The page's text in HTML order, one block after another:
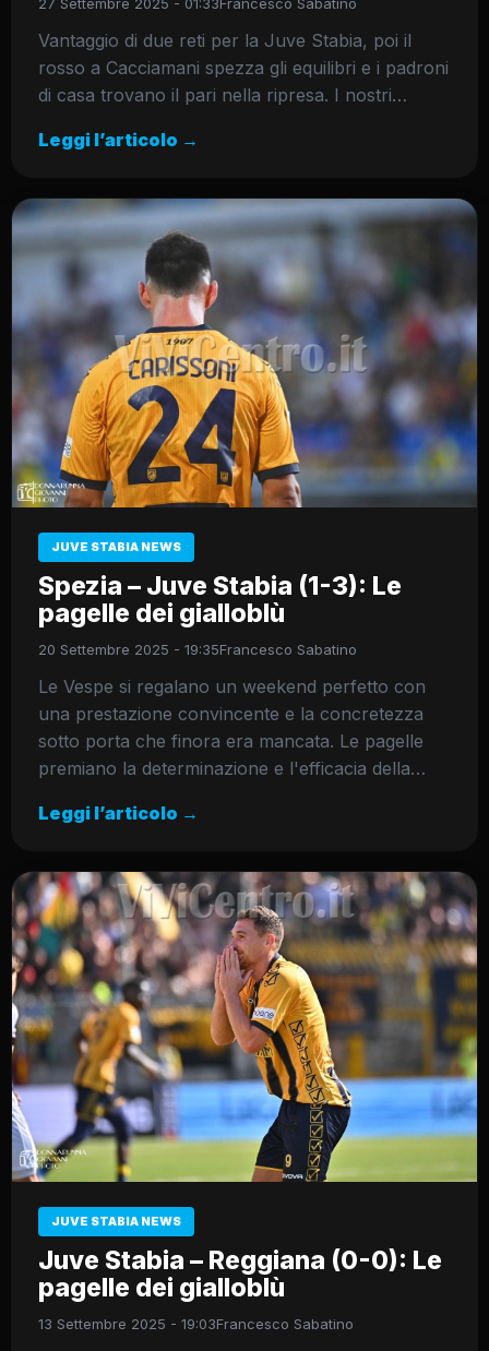
Vantaggio di due reti per la Juve Stabia, poi il
rosso a Cacciamani spezza gli equilibri e i padroni
di casa trovano il pari nella ripresa. I nostri…
Leggi l’articolo →
JUVE STABIA NEWS
Spezia – Juve Stabia (1-3): Le
pagelle dei gialloblù
20 Settembre 2025 - 19:35Francesco Sabatino
Le Vespe si regalano un weekend perfetto con
una prestazione convincente e la concretezza
sotto porta che finora era mancata. Le pagelle
premiano la determinazione e l'efficacia della…
Leggi l’articolo →
JUVE STABIA NEWS
Juve Stabia – Reggiana (0-0): Le
pagelle dei gialloblù
13 Settembre 2025 - 19:03Francesco Sabatino